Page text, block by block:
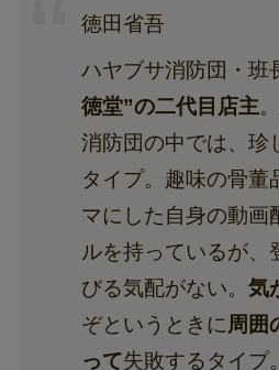
徳田省吾
ハヤブサ消防団・班
徳堂”の二代目店主
消防団の中では、珍
タイプ。趣味の骨董
マにした自身の動画
ルを持っているが、
びる気配がない。気
ぞというときに周囲
って失敗するタイプ。